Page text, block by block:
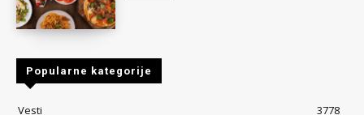
Popularne kategorije
Vesti
3778